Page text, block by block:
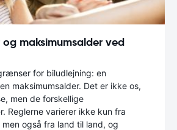
maksimumsalder ved
for biludlejning: en
maksimumsalder. Det er ikke os,
men de forskellige
Reglerne varierer ikke kun fra
også fra land til land, og